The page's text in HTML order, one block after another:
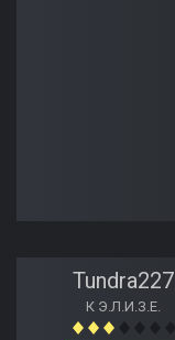
Tundra227
К Э.Л.И.З.Е.